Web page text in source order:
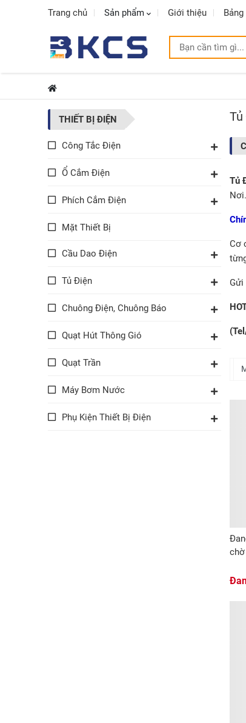
Trang chủ Sản phẩm Giới thiệu
THIẾT BỊ ĐIỆN
Công Tắc Điện
Ổ Cắm Điện
Phích Cắm Điện
Mặt Thiết Bị
Cầu Dao Điện
Tủ Điện
Chuông Điện, Chuông Báo
Quạt Hút Thông Gió
Quạt Trần
Máy Bơm Nước
Phụ Kiện Thiết Bị Điện
Tủ
Tủ
Nơi.
Cơ
Gửi
chờ